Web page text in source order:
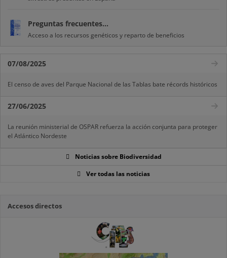
Preguntas frecuentes...
Acceso a los recursos genéticos y reparto de beneficios
07/08/2025
El censo de aves del Parque Nacional de las Tablas bate récords históricos
27/06/2025
La reunión ministerial de OSPAR refuerza la acción conjunta para proteger
el Atlántico Nordeste
Noticias sobre Biodiversidad
Ver todas las noticias
Accesos directos